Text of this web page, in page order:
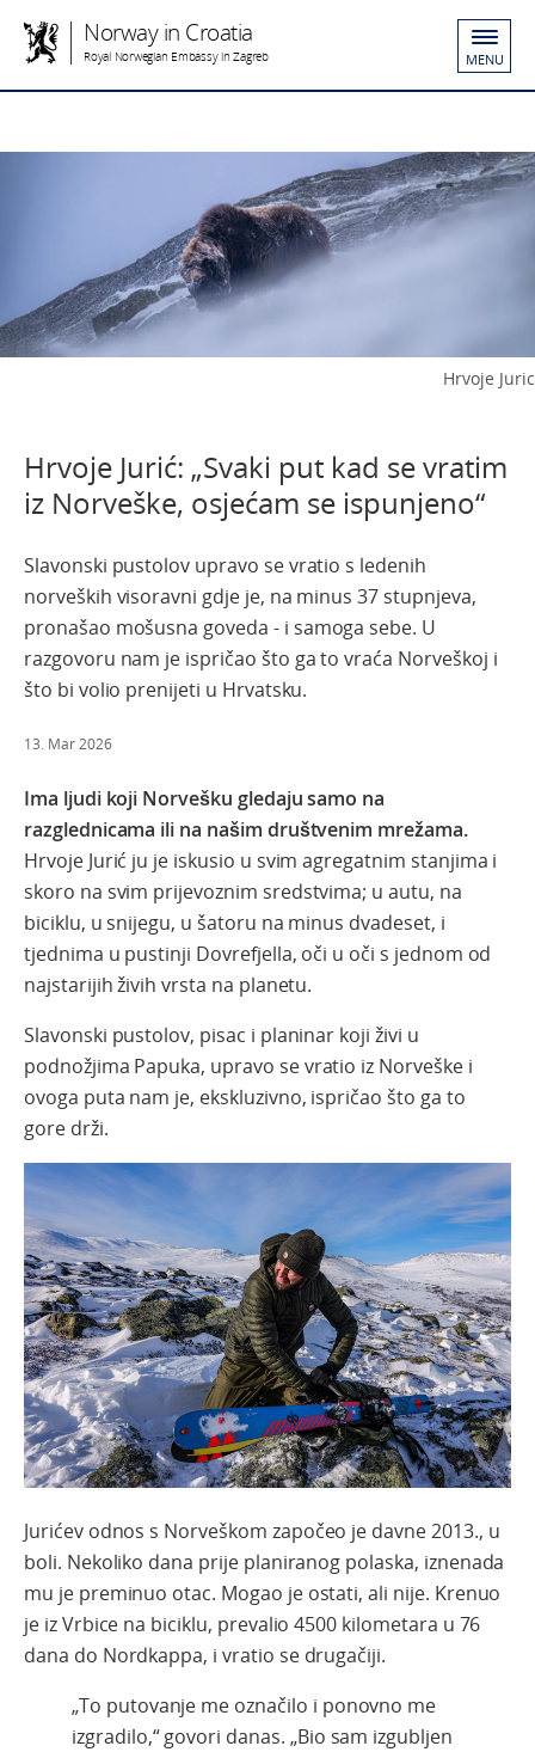
Norway in Croatia
Royal Norwegian Embassy in Zagreb MENU
Hrvoje Juric
Hrvoje Jurić: „Svaki put kad se vratim
iz Norveške, osjećam se ispunjeno“
Slavonski pustolov upravo se vratio s ledenih
norveških visoravni gdje je, na minus 37 stupnjeva,
pronašao mošusna goveda - i samoga sebe. U
razgovoru nam je ispričao što ga to vraća Norveškoj i
što bi volio prenijeti u Hrvatsku.
13. Mar 2026
Ima ljudi koji Norvešku gledaju samo na
razglednicama ili na našim društvenim mrežama.
Hrvoje Jurić ju je iskusio u svim agregatnim stanjima i
skoro na svim prijevoznim sredstvima; u autu, na
biciklu, u snijegu, u šatoru na minus dvadeset, i
tjednima u pustinji Dovrefjella, oči u oči s jednom od
najstarijih živih vrsta na planetu.
Slavonski pustolov, pisac i planinar koji živi u
podnožjima Papuka, upravo se vratio iz Norveške i
ovoga puta nam je, ekskluzivno, ispričao što ga to
gore drži.
Jurićev odnos s Norveškom započeo je davne 2013., u
boli. Nekoliko dana prije planiranog polaska, iznenada
mu je preminuo otac. Mogao je ostati, ali nije. Krenuo
je iz Vrbice na biciklu, prevalio 4500 kilometara u 76
dana do Nordkappa, i vratio se drugačiji.
„To putovanje me označilo i ponovno me
izgradilo,“ govori danas. „Bio sam izgubljen